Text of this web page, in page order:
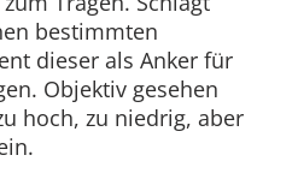
bestimmten
dieser als Anker für
Objektiv gesehen
hoch, zu niedrig, aber